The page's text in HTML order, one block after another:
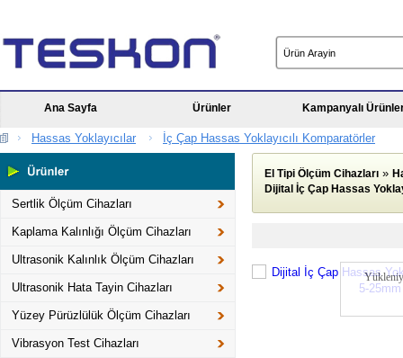
Ana Sayfa Ürünler Kampanyalı
Hassas Yoklayıcılar İç Çap Hassas Yoklayıcılı Komparatörler
Sertlik Ölçüm Cihazları
Kaplama Kalınlığı Ölçüm Cihazları
Ultrasonik Kalınlık Ölçüm Cihazları
Ultrasonik Hata Tayin Cihazları
Yüzey Pürüzlülük Ölçüm Cihazları
Vibrasyon Test Cihazları
El Tipi Ölçüm Cihazları »
Dijital İç Çap Hassas